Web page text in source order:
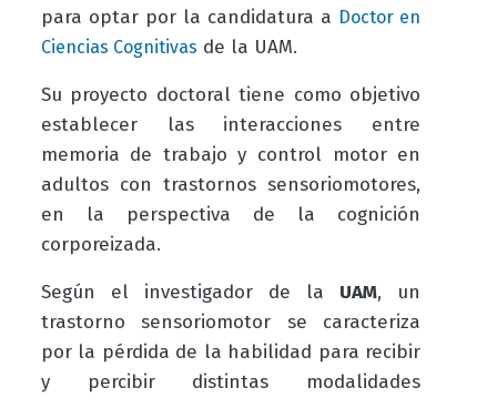
para optar por la candidatura a Doctor en
Ciencias Cognitivas de la UAM.
Su proyecto doctoral tiene como objetivo
establecer las interacciones entre
memoria de trabajo y control motor en
adultos con trastornos sensoriomotores,
en la perspectiva de la cognición
corporeizada.
Según el investigador de la UAM, un
trastorno sensoriomotor se caracteriza
por la pérdida de la habilidad para recibir
y percibir distintas modalidades